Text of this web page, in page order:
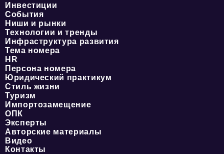
Инвестиции
События
Ниши и рынки
Технологии и тренды
Инфраструктура развития
Тема номера
HR
Персона номера
Юридический практикум
Стиль жизни
Туризм
Импортозамещение
ОПК
Эксперты
Авторские материалы
Видео
Контакты